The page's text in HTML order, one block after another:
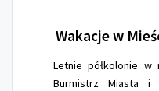
Wakacjew
Letnie półkolonie w
Burmistrz Miasta i